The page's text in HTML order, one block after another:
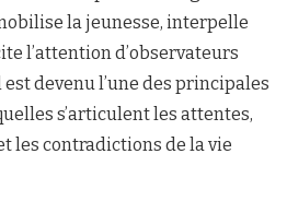
la jeunesse, interpelle
l’attention d’observateurs
est devenu l’une des principales
s’articulent les attentes,
les contradictions de la vie